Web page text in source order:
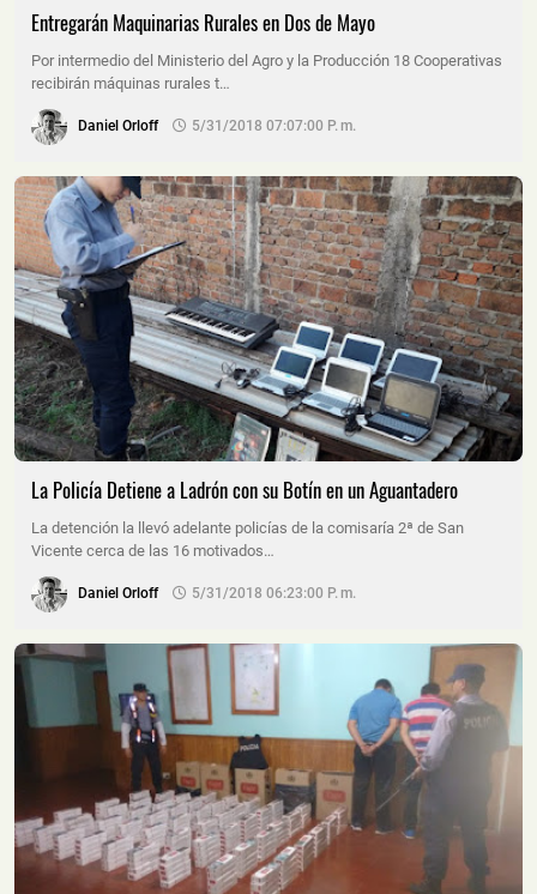
Entregarán Maquinarias Rurales en Dos de Mayo
Por intermedio del Ministerio del Agro y la Producción 18 Cooperativas
recibirán máquinas rurales t…
Daniel Orloff 5/31/2018 07:07:00 P. M.
La Policía Detiene a Ladrón con su Botín en un Aguantadero
La detención la llevó adelante policías de la comisaría 2ª de San
Vicente cerca de las 16 motivados…
Daniel Orloff 5/31/2018 06:23:00 P. M.